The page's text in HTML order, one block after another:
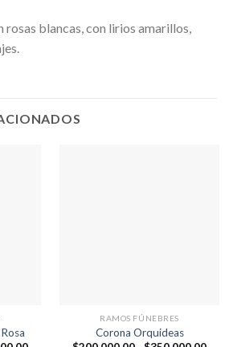
blancas, con lirios amarillos,
RAMOS FÚNEBRES
Corona Orquideas